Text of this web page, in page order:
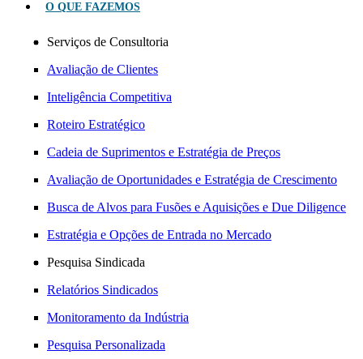
O QUE FAZEMOS
Serviços de Consultoria
Avaliação de Clientes
Inteligência Competitiva
Roteiro Estratégico
Cadeia de Suprimentos e Estratégia de Preços
Avaliação de Oportunidades e Estratégia de Crescimento
Busca de Alvos para Fusões e Aquisições e Due Diligence
Estratégia e Opções de Entrada no Mercado
Pesquisa Sindicada
Relatórios Sindicados
Monitoramento da Indústria
Pesquisa Personalizada